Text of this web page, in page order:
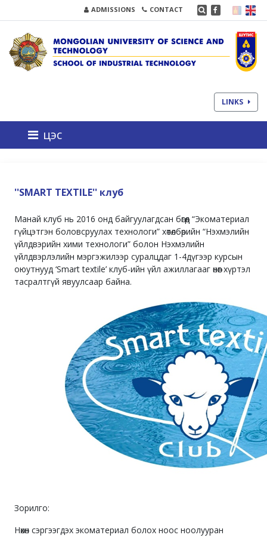
ADMISSIONS CONTACT
LINKS
цэс
''SMART TEXTILE'' клуб
Манай клуб нь 2016 онд байгуулагдсан бөгөөд “Экоматериал
гүйцэтгэн боловсруулах технологи” хөтөлбөрийн “Нэхмэлийн
үйлдвэрийн хими технологи” болон Нэхмэлийн
үйлдвэрлэлийн мэргэжилээр суралцдаг 1-4дүгээр курсын
оюутнууд ‘Smart textile’ клуб-ийн үйл ажиллагааг өнөөг хүртэл
тасралтгүй явуулсаар байна.
Зорилго:
Нөхөн сэргээгдэх экоматериал болох ноос ноолууран